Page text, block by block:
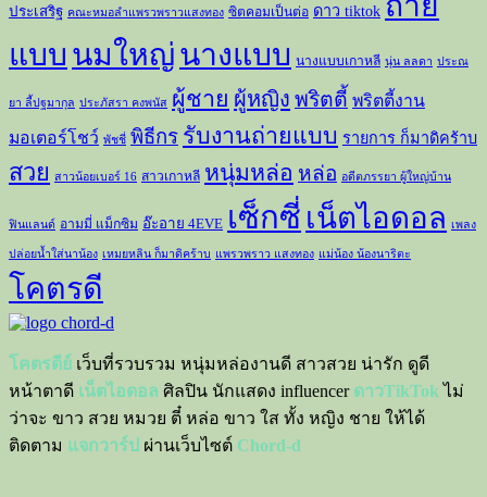
ประเสริฐ คณะหมอลำแพรวพราวแสงทอง ซิตคอมเป็นต่อ ดาว tiktok
แบบ นมใหญ่นางแบบ นางแบบเกาหลี นุ่น ลลดา ประณ
ยา ลี้ปฐมากุล ประภัสรา คงพนัส ผู้ชาย ผู้หญิง พริตตี้ พริตตี้งาน
มอเตอร์โชว์ พัชชี่ พิธีกร รับงานถ่ายแบบ รายการ ก็มาดิคร้าบ
สวย สาวน้อยเบอร์ 16 สาวเกาหลี หนุ่มหล่อ หล่อ อดีตภรรยา ผู้ใหญ่บ้าน
ฟินแลนด์ อามมี่ แม็กซิม อ๊ะอาย 4EVE เซ็กซี่ เน็ตไอดอล เพลง
ปล่อยน้ำใส่นาน้อง เหมยหลิน ก็มาดิคร้าบ แพรวพราว แสงทอง แม่น้อง น้องนาริตะ
โคตรดี
โคตรดีย์ เว็บที่รวบรวม หนุ่มหล่องานดี สาวสวย น่ารัก ดูดี
หน้าตาดี เน็ตไอดอล ศิลปิน นักแสดง influencer ดาวTikTok ไม่
ว่าจะ ขาว สวย หมวย ตี๋ หล่อ ขาว ใส ทั้ง หญิง ชาย ให้ได้
ติดตาม แจกวาร์ป ผ่านเว็บไซต์ Chord-d